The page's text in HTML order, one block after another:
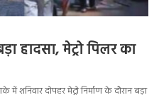
हादसा, मेट्रो पिलर का
दोपहर मेट्रो निर्माण के दौरान बड़ा